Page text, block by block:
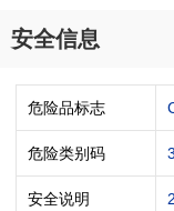
安全信息
危险品标志
危险类别码
安全说明